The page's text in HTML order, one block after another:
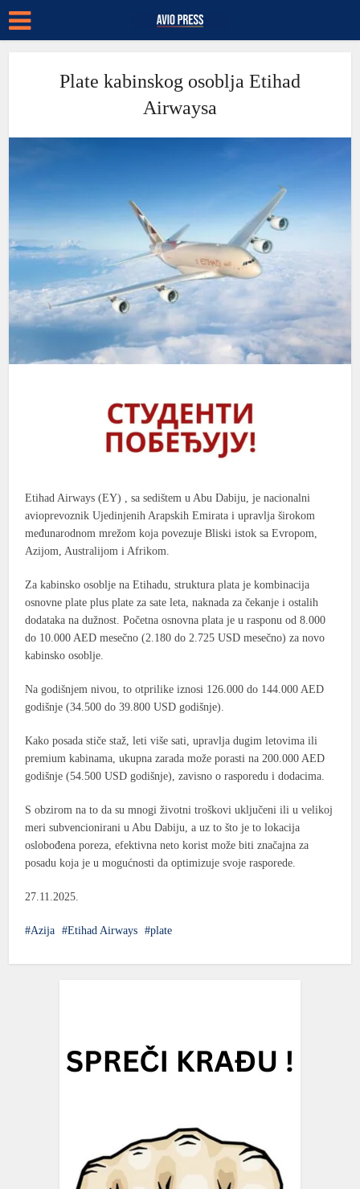
Plate kabinskog osoblja Etihad
Airwaysa
Etihad Airways (EY) , sa sedištem u Abu Dabiju, je nacionalni
avioprevoznik Ujedinjenih Arapskih Emirata i upravlja širokom
međunarodnom mrežom koja povezuje Bliski istok sa Evropom,
Azijom, Australijom i Afrikom.
Za kabinsko osoblje na Etihadu, struktura plata je kombinacija
osnovne plate plus plate za sate leta, naknada za čekanje i ostalih
dodataka na dužnost. Početna osnovna plata je u rasponu od8.000
do 10.000 AED mesečno (2.180 do 2.725 USD mesečno) za novo
kabinsko osoblje.
Na godišnjem nivou, to otprilike iznosi 126.000 do 144.000 AED
godišnje (34.500 do 39.800 USD godišnje).
Kako posada stiče staž, leti više sati, upravlja dugim letovima ili
premium kabinama, ukupna zarada može porasti na200.000 AED
godišnje (54.500 USD godišnje), zavisno o rasporedu i dodacima.
S obzirom na to da su mnogi životni troškovi uključeni ili u velikoj
meri subvencionirani u Abu Dabiju, a uz to što je to lokacija
oslobođena poreza, efektivna neto korist može biti značajna za
posadu koja je u mogućnosti da optimizuje svoje rasporede.
27.11.2025.
Azija Etihad Airways plate